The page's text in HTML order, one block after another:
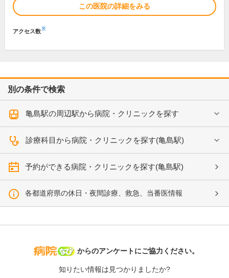
この医院の詳細をみる
アクセス数※
別の条件で検索
亀島駅の周辺駅から病院・クリニックを探す
診療科目から病院・クリニックを探す(亀島駅)
予約ができる病院・クリニックを探す(亀島駅)
各都道府県の休日・夜間診療、救急、当番医情報
病院なび
からのアンケートにご協力ください。
知りたい情報は見つかりましたか?